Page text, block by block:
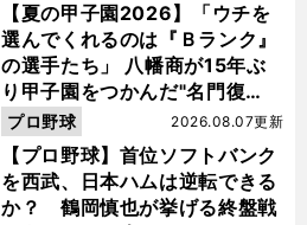
【夏の甲子園2026】「ウチを
選んでくれるのは『Ｂランク』
の選手たち」 八幡商が15年ぶ
り甲子園をつかんだ"名門復
活"の舞台裏
【プロ野球】首位ソフトバンク
を西武、日本ハムは逆転できる
か？ 鶴岡慎也が挙げる終盤戦
2026.08.07更新
プロ野球